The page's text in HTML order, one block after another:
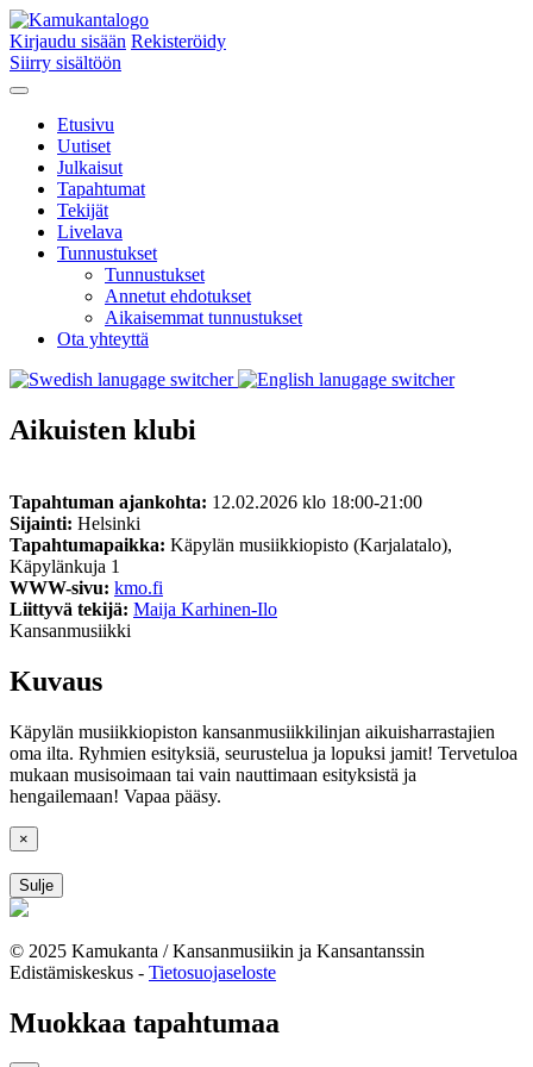
Kirjaudu sisään Rekisteröidy
Siirry sisältöön
Etusivu
Uutiset
Julkaisut
Tapahtumat
Tekijät
Livelava
Tunnustukset
Tunnustukset
Annetut ehdotukset
Aikaisemmat tunnustukset
Ota yhteyttä
Aikuisten klubi
Tapahtuman ajankohta: 12.02.2026 klo 18:00-21:00
Sijainti: Helsinki
Tapahtumapaikka: Käpylän musiikkiopisto (Karjalatalo),
Käpylänkuja 1
WWW-sivu: kmo.fi
Liittyvä tekijä: Maija Karhinen-Ilo
Kansanmusiikki
Kuvaus
Käpylän musiikkiopiston kansanmusiikkilinjan aikuisharrastajien
oma ilta. Ryhmien esityksiä, seurustelua ja lopuksi jamit! Tervetuloa
mukaan musisoimaan tai vain nauttimaan esityksistä ja
hengailemaan! Vapaa pääsy.
×
Sulje
© 2025 Kamukanta / Kansanmusiikin ja Kansantanssin
Edistämiskeskus - Tietosuojaseloste
Muokkaa tapahtumaa